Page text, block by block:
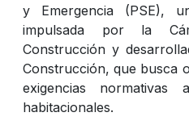
y Emergencia (PSE),
impulsada por la
Construcción y
Construcción, que busca
exigencias normativas
habitacionales.